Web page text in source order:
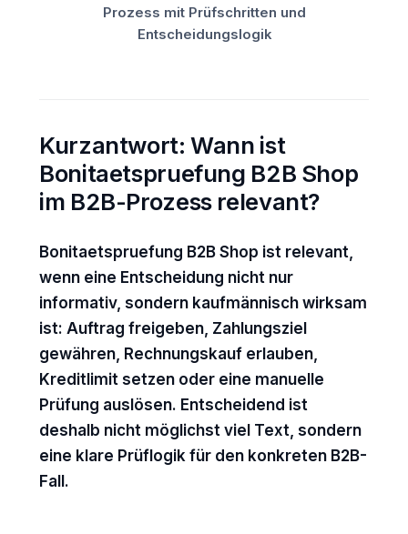
Prozess mit Prüfschritten und
Entscheidungslogik
Kurzantwort: Wann ist
Bonitaetspruefung B2B Shop
im B2B-Prozess relevant?
Bonitaetspruefung B2B Shop ist relevant,
wenn eine Entscheidung nicht nur
informativ, sondern kaufmännisch wirksam
ist: Auftrag freigeben, Zahlungsziel
gewähren, Rechnungskauf erlauben,
Kreditlimit setzen oder eine manuelle
Prüfung auslösen. Entscheidend ist
deshalb nicht möglichst viel Text, sondern
eine klare Prüflogik für den konkreten B2B-
Fall.